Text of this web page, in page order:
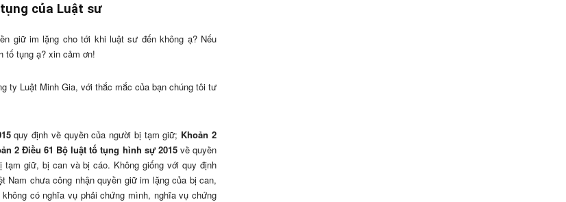
của Luật sư
giữ im lặng cho tới khi luật sư đến không ạ? Nếu
tố tụng ạ? xin cảm ơn!
ty Luật Minh Gia, với thắc mắc của bạn chúng tôi tư
quy định về quyền của người bị tạm giữ; Khoản 2
2 Điều 61 Bộ luật tố tụng hình sự 2015về quyền
giữ, bị can và bị cáo. Không giống với quy định
Nam chưa công nhận quyền giữ im lặng của bị can,
có nghĩa vụ phải chứng mình, nghĩa vụ chứng